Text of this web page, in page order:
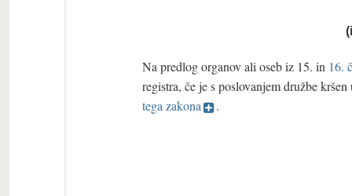
Na predlog organov ali oseb iz 15. in 16.
registra, če je s poslovanjem družbe
tega zakona
.